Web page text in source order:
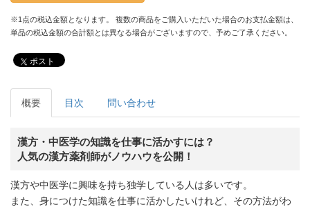
※1点の税込金額となります。 複数の商品をご購入いただいた場合のお支払金額は、
単品の税込金額の合計額とは異なる場合がございますので、予めご了承ください。
ポスト
概要 目次 問い合わせ
漢方・中医学の知識を仕事に活かすには？
人気の漢方薬剤師がノウハウを公開！
漢方や中医学に興味を持ち独学している人は多いです。
また、身につけた知識を仕事に活かしたいけれど、その方法がわ